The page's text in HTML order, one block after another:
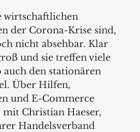
wirtschaftlichen
der Corona-Krise sind,
nicht absehbar. Klar
und sie treffen viele
auch den stationären
Über Hilfen,
und E-Commerce
mit Christian Haeser,
Handelsverband